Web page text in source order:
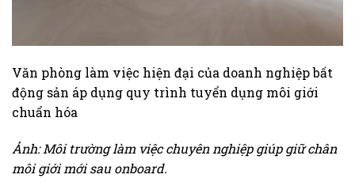
Văn phòng làm việc hiện đại của doanh nghiệp bất
động sản áp dụng quy trình tuyển dụng môi giới
chuẩn hóa
Ảnh: Môi trường làm việc chuyên nghiệp giúp giữ chân
môi giới mới sau onboard.